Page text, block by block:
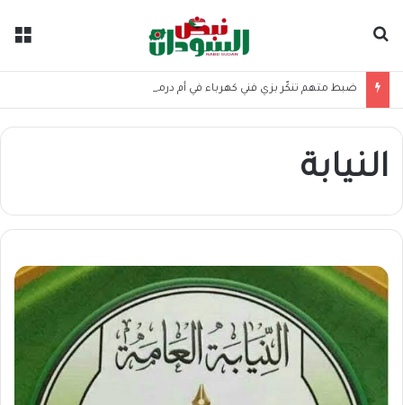
النيابة